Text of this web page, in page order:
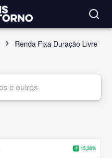
Renda Fixa Duração Livre
15,20%